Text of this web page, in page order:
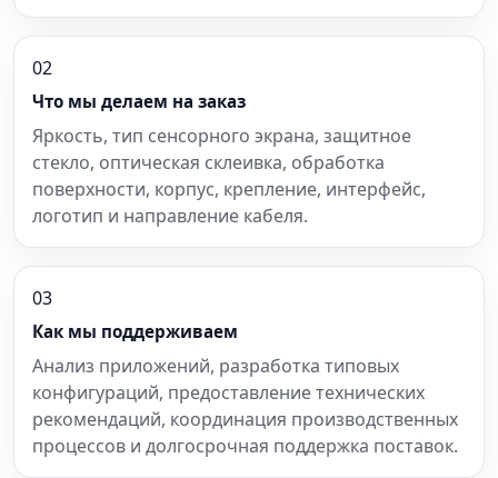
02
Что мы делаем на заказ
Яркость, тип сенсорного экрана, защитное
стекло, оптическая склеивка, обработка
поверхности, корпус, крепление, интерфейс,
логотип и направление кабеля.
03
Как мы поддерживаем
Анализ приложений, разработка типовых
конфигураций, предоставление технических
рекомендаций, координация производственных
процессов и долгосрочная поддержка поставок.